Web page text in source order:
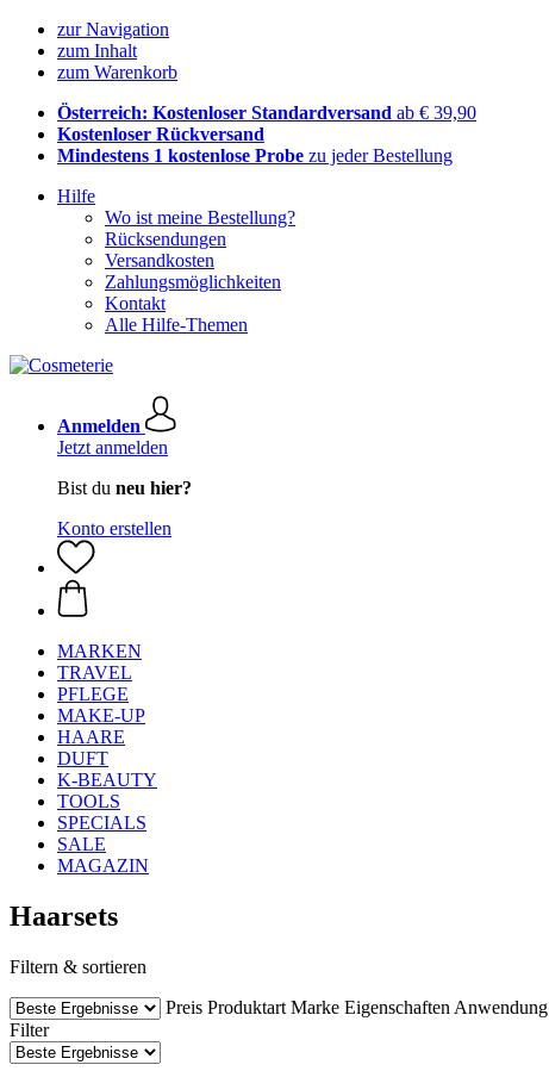
zur Navigation
zum Inhalt
zum Warenkorb
Österreich: Kostenloser Standardversand ab € 39,90
Kostenloser Rückversand
Mindestens 1 kostenlose Probe zu jeder Bestellung
Hilfe
Wo ist meine Bestellung?
Rücksendungen
Versandkosten
Zahlungsmöglichkeiten
Kontakt
Alle Hilfe-Themen
Anmelden
Jetzt anmelden
Bist du neu hier?
Konto erstellen
MARKEN
TRAVEL
PFLEGE
MAKE-UP
HAARE
DUFT
K-BEAUTY
TOOLS
SPECIALS
SALE
MAGAZIN
Haarsets
Filtern & sortieren
Preis Produktart Marke Eigenschaften Anwendung
Filter